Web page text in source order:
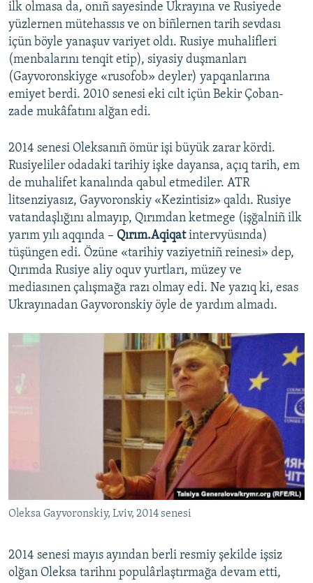
ilk olmasa da, onıñ sayesinde Ukrayına ve Rusiyede
yüzlernen mütehassıs ve on biñlernen tarih sevdası
içün böyle yanaşuv variyet oldı. Rusiye muhalifleri
(menbalarını tenqit etip), siyasiy duşmanları
(Gayvoronskiyge «rusofob» deyler) yapqanlarına
emiyet berdi. 2010 senesi eki cılt içün Bekir Çoban-
zade mukâfatını alğan edi.
2014 senesi Oleksanıñ ömür işi büyük zarar kördi.
Rusiyeliler odadaki tarihiy işke dayansa, açıq tarih, em
de muhalifet kanalında qabul etmediler. ATR
litsenziyasız, Gayvoronskiy «Kezintisiz» qaldı. Rusiye
vatandaşlığını almayıp, Qırımdan ketmege (işğalniñ ilk
yarım yılı aqqında – Qırım.Aqiqatintervyüsında)
tüşüngen edi. Özüne «tarihiy vaziyetniñ reinesi» dep,
Qırımda Rusiye aliy oquv yurtları, müzey ve
mediasınen çalışmağa razı olmay edi. Ne yazıq ki, esas
Ukrayınadan Gayvoronskiy öyle de yardım almadı.
Oleksa Gayvoronskiy, Lviv, 2014 senesi
2014 senesi mayıs ayından berli resmiy şekilde işsiz
olğan Oleksa tarihnı populârlaştırmağa devam etti,